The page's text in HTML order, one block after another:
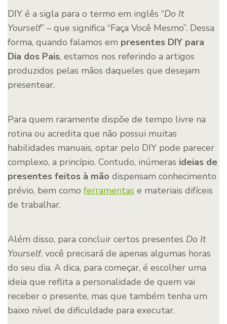
DIY é a sigla para o termo em inglês “Do It
Yourself” – que significa “Faça Você Mesmo”. Dessa
forma, quando falamos em presentes DIY para
Dia dos Pais, estamos nos referindo a artigos
produzidos pelas mãos daqueles que desejam
presentear.
Para quem raramente dispõe de tempo livre na
rotina ou acredita que não possui muitas
habilidades manuais, optar pelo DIY pode parecer
complexo, a princípio. Contudo, inúmeras ideias de
presentes feitos à mão dispensam conhecimento
prévio, bem como ferramentas e materiais difíceis
de trabalhar.
Além disso, para concluir certos presentes Do It
Yourself, você precisará de apenas algumas horas
do seu dia. A dica, para começar, é escolher uma
ideia que reflita a personalidade de quem vai
receber o presente, mas que também tenha um
baixo nível de dificuldade para executar.